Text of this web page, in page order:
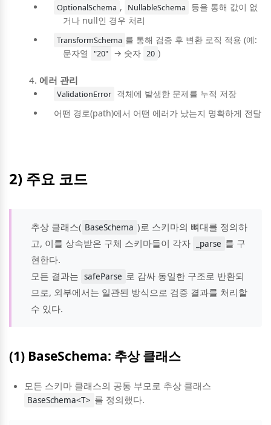
OptionalSchema , NullableSchema
등을 통해 값이 없
거나 null인 경우 처리
TransformSchema 를 통해 검증 후 변환 로직 적용 (예:
문자열
"20" → 숫자 20 )
에러 관리
ValidationError 객체에 발생한 문제를 누적 저장
어떤 경로(path)에서 어떤 에러가 났는지 명확하게 전달
2) 주요 코드
추상 클래스( BaseSchema )로 스키마의 뼈대를 정의하
고, 이를 상속받은 구체 스키마들이 각자
_parse 를 구
현한다.
모든 결과는 safeParse 로 감싸 동일한 구조로 반환되
므로, 외부에서는 일관된 방식으로 검증 결과를 처리할
수 있다.
(1) BaseSchema: 추상 클래스
모든 스키마 클래스의 공통 부모로 추상 클래스
BaseSchema<T> 를 정의했다.